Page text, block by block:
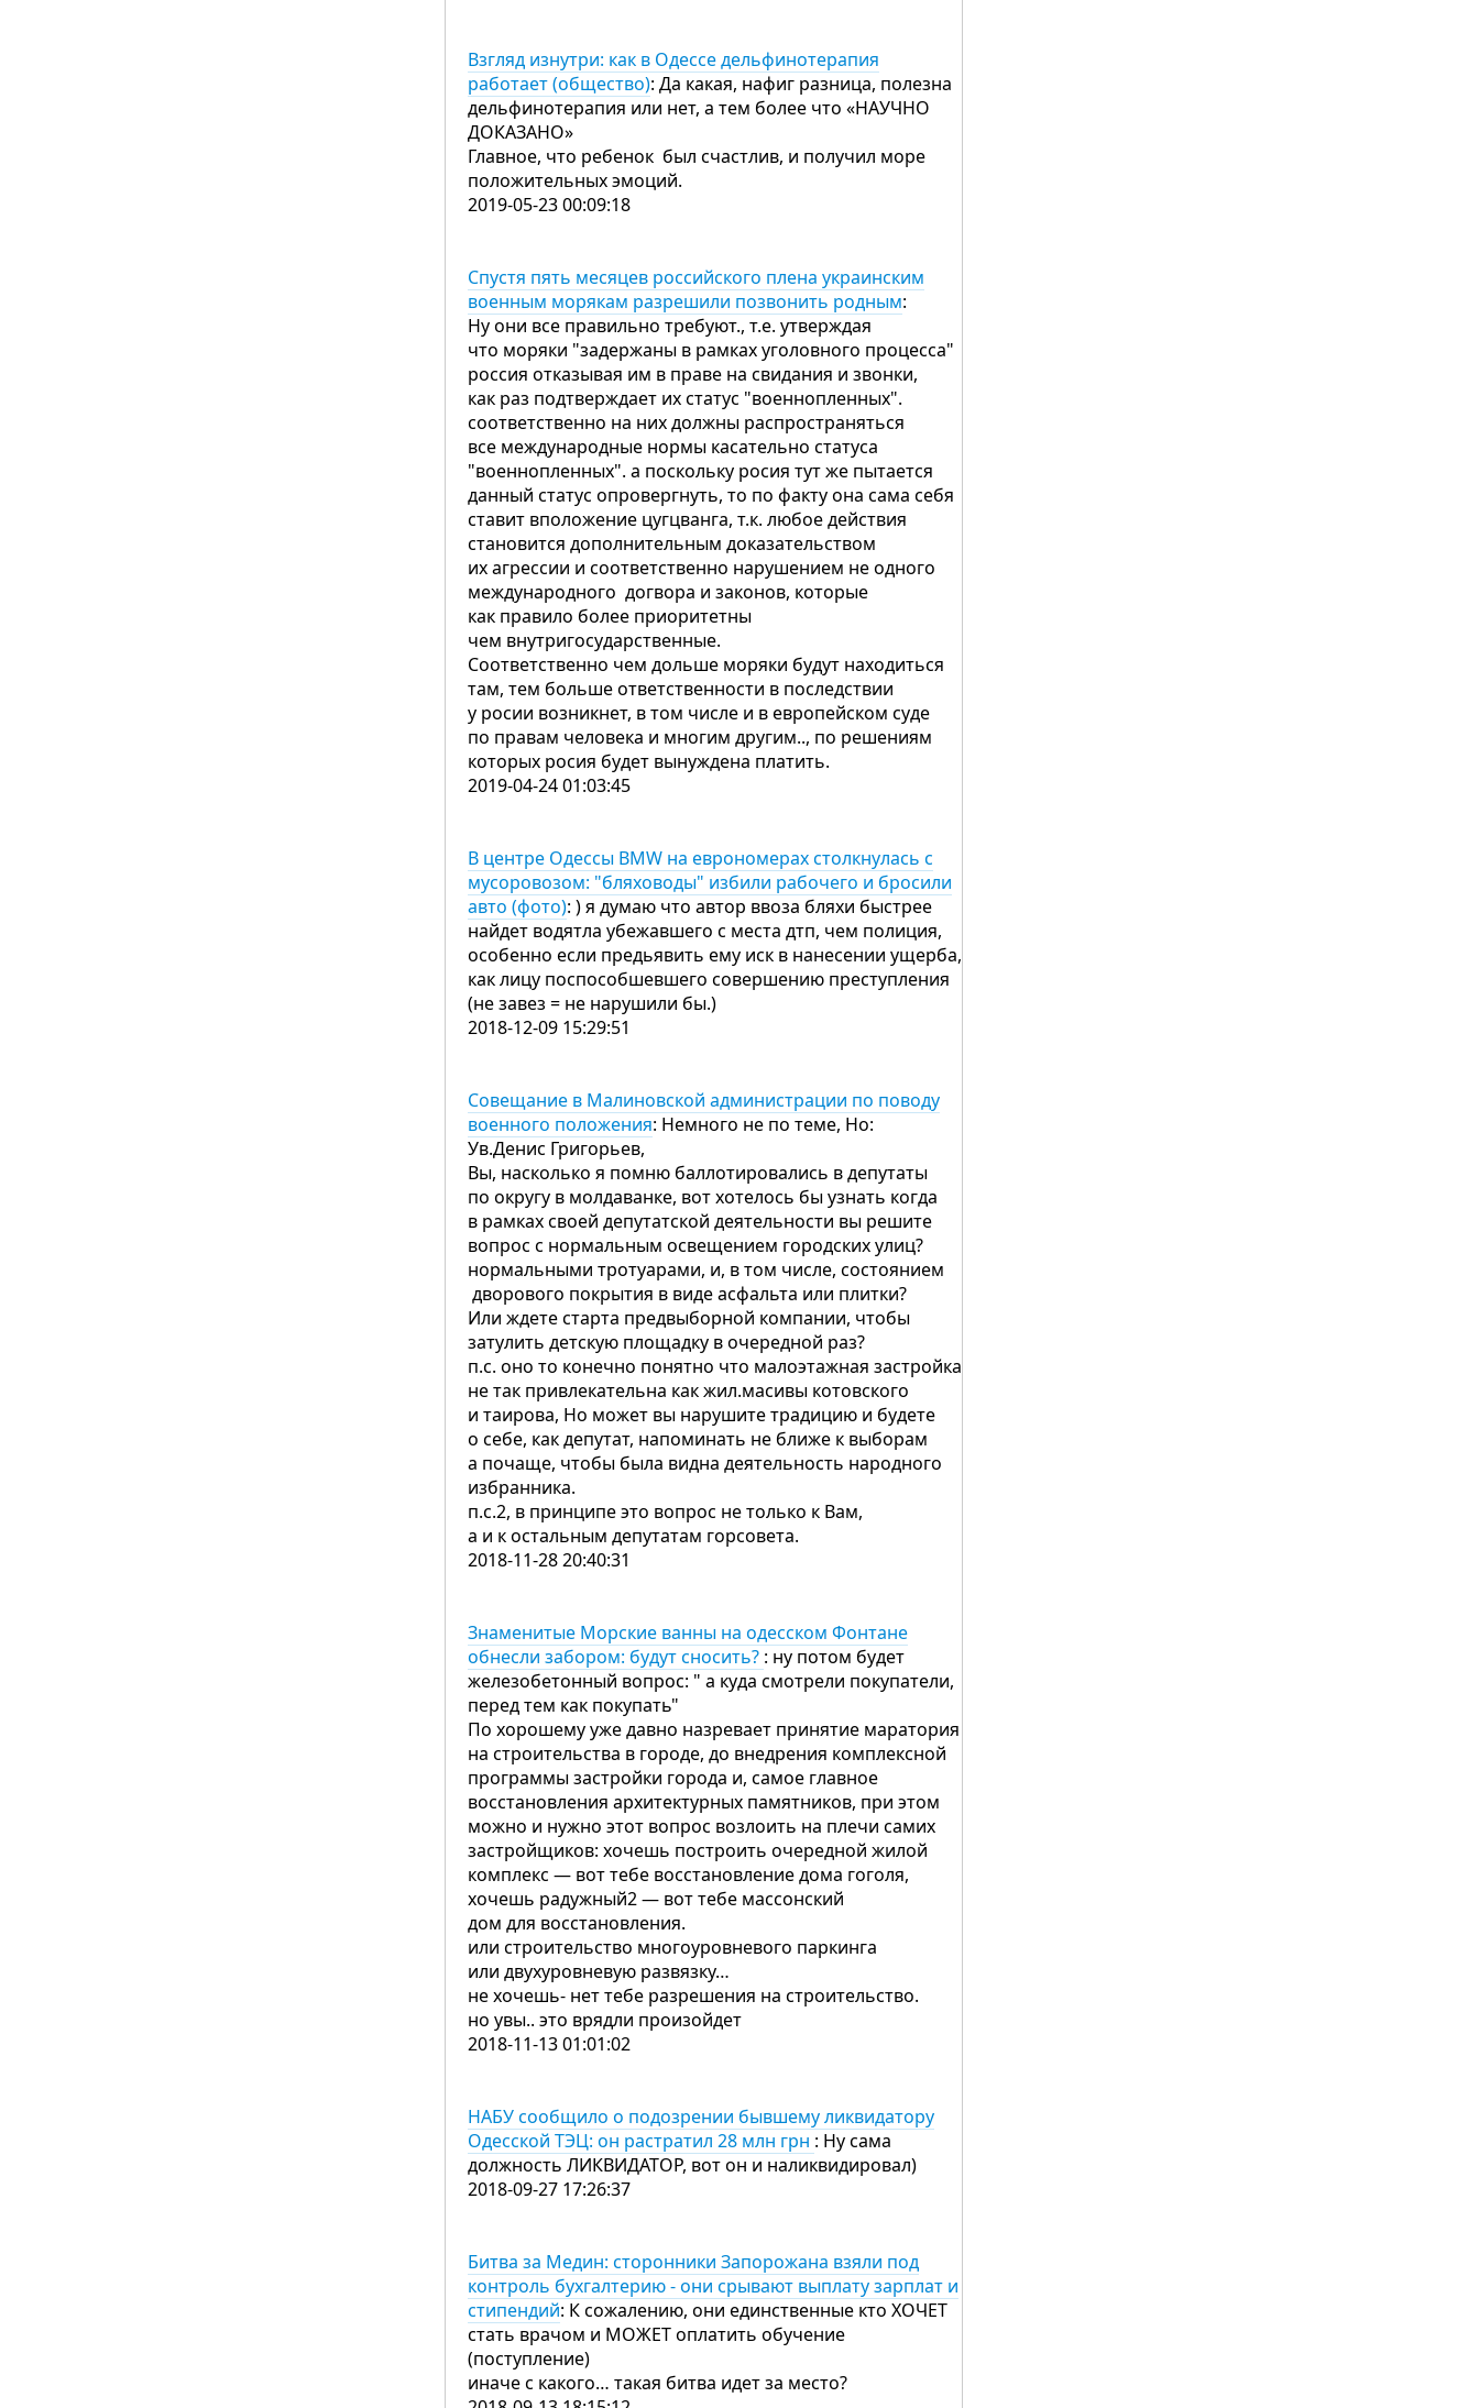
Взгляд изнутри: как в Одессе дельфинотерапия
работает (общество): Да какая, нафиг разница, полезна
дельфинотерапия или нет, а тем более что «НАУЧНО
ДОКАЗАНО»
Главное, что ребенок был счастлив, и получил море
положительных эмоций.
2019-05-23 00:09:18
Спустя пять месяцев российского плена украинским
военным морякам разрешили позвонить родным:
Ну они все правильно требуют., т.е. утверждая
что моряки "задержаны в рамках уголовного процесса"
россия отказывая им в праве на свидания и звонки,
как раз подтверждает их статус "военнопленных".
соответственно на них должны распространяться
все международные нормы касательно статуса
"военнопленных". а поскольку росия тут же пытается
данный статус опровергнуть, то по факту она сама себя
ставит вположение цугцванга, т.к. любое действия
становится дополнительным доказательством
их агрессии и соответственно нарушением не одного
международного догвора и законов, которые
как правило более приоритетны
чем внутригосударственные.
Соответственно чем дольше моряки будут находиться
там, тем больше ответственности в последствии
у росии возникнет, в том числе и в европейском суде
по правам человека и многим другим.., по решениям
которых росия будет вынуждена платить.
2019-04-24 01:03:45
В центре Одессы BMW на еврономерах столкнулась с
мусоровозом: "бляховоды" избили рабочего и бросили
авто (фото): ) я думаю что автор ввоза бляхи быстрее
найдет водятла убежавшего с места дтп, чем полиция,
особенно если предьявить ему иск в нанесении ущерба,
как лицу поспособшевшего совершению преступления
(не завез = не нарушили бы.)
2018-12-09 15:29:51
Совещание в Малиновской администрации по поводу
военного положения: Немного не по теме, Но:
Ув.Денис Григорьев,
Вы, насколько я помню баллотировались в депутаты
по округу в молдаванке, вот хотелось бы узнать когда
в рамках своей депутатской деятельности вы решите
вопрос с нормальным освещением городских улиц?
нормальными тротуарами, и, в том числе, состоянием
дворового покрытия в виде асфальта или плитки?
Или ждете старта предвыборной компании, чтобы
затулить детскую площадку в очередной раз?
п.с. оно то конечно понятно что малоэтажная застройка
не так привлекательна как жил.масивы котовского
и таирова, Но может вы нарушите традицию и будете
о себе, как депутат, напоминать не ближе к выборам
а почаще, чтобы была видна деятельность народного
избранника.
п.с.2, в принципе это вопрос не только к Вам,
а и к остальным депутатам горсовета.
2018-11-28 20:40:31
Знаменитые Морские ванны на одесском Фонтане
обнесли забором: будут сносить? : ну потом будет
железобетонный вопрос: " а куда смотрели покупатели,
перед тем как покупать"
По хорошему уже давно назревает принятие маратория
на строительства в городе, до внедрения комплексной
программы застройки города и, самое главное
восстановления архитектурных памятников, при этом
можно и нужно этот вопрос возлоить на плечи самих
застройщиков: хочешь построить очередной жилой
комплекс — вот тебе восстановление дома гоголя,
хочешь радужный2 — вот тебе массонский
дом для восстановления.
или строительство многоуровневого паркинга
или двухуровневую развязку…
не хочешь- нет тебе разрешения на строительство.
но увы.. это врядли произойдет
2018-11-13 01:01:02
НАБУ сообщило о подозрении бывшему ликвидатору
Одесской ТЭЦ: он растратил 28 млн грн : Ну сама
должность ЛИКВИДАТОР, вот он и наликвидировал)
2018-09-27 17:26:37
Битва за Медин: сторонники Запорожана взяли под
контроль бухгалтерию - они срывают выплату зарплат и
стипендий: К сожалению, они единственные кто ХОЧЕТ
стать врачом и МОЖЕТ оплатить обучение
(поступление)
иначе с какого… такая битва идет за место?